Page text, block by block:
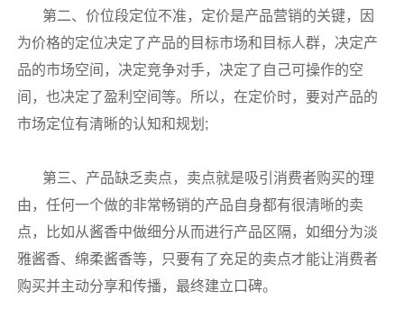
第二、价位段定位不准，定价是产品营销的关键，因
为价格的定位决定了产品的目标市场和目标人群，决定产
品的市场空间，决定竞争对手，决定了自己可操作的空
间，也决定了盈利空间等。所以，在定价时，要对产品的
市场定位有清晰的认知和规划;
第三、产品缺乏卖点，卖点就是吸引消费者购买的理
由，任何一个做的非常畅销的产品自身都有很清晰的卖
点，比如从酱香中做细分从而进行产品区隔，如细分为淡
雅酱香、绵柔酱香等，只要有了充足的卖点才能让消费者
购买并主动分享和传播，最终建立口碑。